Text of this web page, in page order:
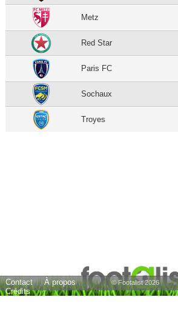
Metz
Red Star
Paris FC
Sochaux
Troyes
Contact
À propos
Crédits
© Footalist 2026